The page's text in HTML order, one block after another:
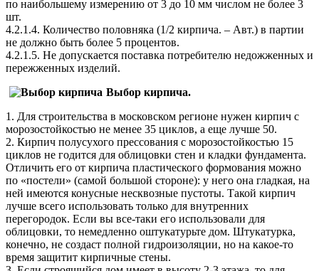
по наибольшему измерению от 3 до 10 мм числом не более 3
шт.
4.2.1.4. Количество половняка (1/2 кирпича. – Авт.) в партии
не должно быть более 5 процентов.
4.2.1.5. Не допускается поставка потребителю недожженных и
пережженных изделий.
Выбор кирпича.
1. Для строительства в московском регионе нужен кирпич с
морозостойкостью не менее 35 циклов, а еще лучше 50.
2. Кирпич полусухого прессования с морозостойкостью 15
циклов не годится для облицовки стен и кладки фундамента.
Отличить его от кирпича пластического формования можно
по «постели» (самой большой стороне): у него она гладкая, на
ней имеются конусные несквозные пустоты. Такой кирпич
лучше всего использовать только для внутренних
перегородок. Если вы все-таки его использовали для
облицовки, то немедленно оштукатурьте дом. Штукатурка,
конечно, не создаст полной гидроизоляции, но на какое-то
время защитит кирпичные стены.